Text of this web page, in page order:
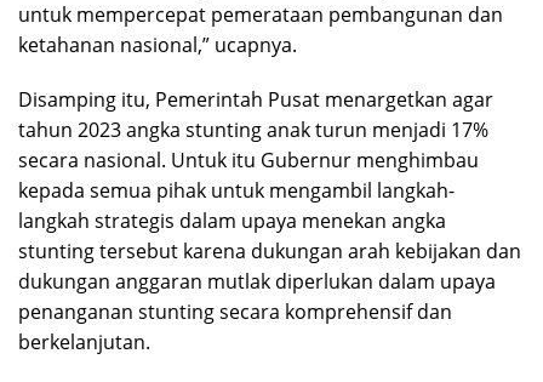
untuk mempercepat pemerataan pembangunan dan
ketahanan nasional,” ucapnya.
Disamping itu, Pemerintah Pusat menargetkan agar
tahun 2023 angka stunting anak turun menjadi 17%
secara nasional. Untuk itu Gubernur menghimbau
kepada semua pihak untuk mengambil langkah-
langkah strategis dalam upaya menekan angka
stunting tersebut karena dukungan arah kebijakan dan
dukungan anggaran mutlak diperlukan dalam upaya
penanganan stunting secara komprehensif dan
berkelanjutan.